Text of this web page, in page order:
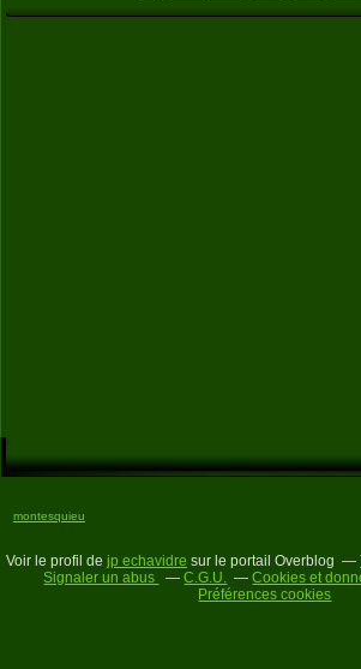
montesquieu
Voir le profil de jp echavidre sur le portail Overblog
Signaler un abus
C.G.U.
Cookies et
Préférences cookies